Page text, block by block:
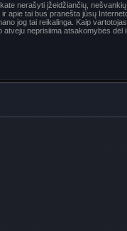
nerašyti įžeidžiančių,
apie tai bus pranešta jūsų
jog tai reikalinga. Kaip
atveju neprisiima atsakomybės dėl